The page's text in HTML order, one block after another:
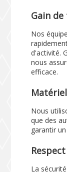
Gain
Nos
d'activité.
nous
efficace.
Nous
que des
garantir
La